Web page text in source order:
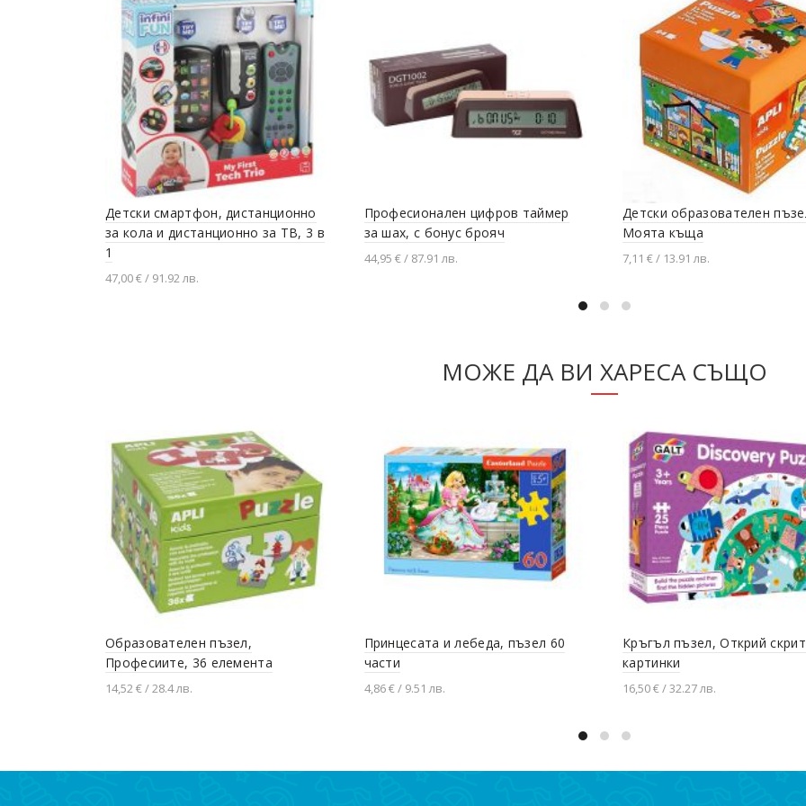
Детски смартфон, дистанционно
за кола и дистанционно за ТВ, 3 в
1
47,00 € / 91.92 лв.
Професионален цифров таймер
за шах, с бонус брояч
44,95 € / 87.91 лв.
Детски образователен
Моята къща
7,11 € / 13.91 лв.
МОЖЕ ДА ВИ ХАРЕСА СЪЩО
Образователен пъзел,
Професиите, 36 елемента
14,52 € / 28.4 лв.
Принцесата и лебеда, пъзел 60
части
4,86 € / 9.51 лв.
Кръгъл пъзел, Открий
картинки
16,50 € / 32.27 лв.